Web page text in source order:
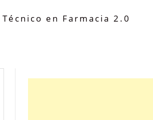
Técnico en Farmacia 2.0